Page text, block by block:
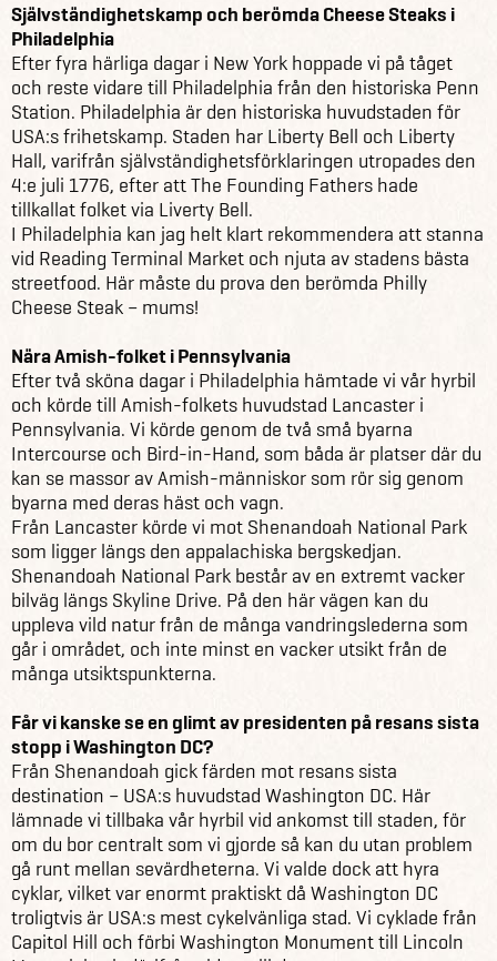
Självständighetskamp och berömda Cheese Steaks i
Philadelphia
Efter fyra härliga dagar i New York hoppade vi på tåget
och reste vidare till Philadelphia från den historiska Penn
Station. Philadelphia är den historiska huvudstaden för
USA:s frihetskamp. Staden har Liberty Bell och Liberty
Hall, varifrån självständighetsförklaringen utropades den
4:e juli 1776, efter att The Founding Fathers hade
tillkallat folket via Liverty Bell.
I Philadelphia kan jag helt klart rekommendera att stanna
vid Reading Terminal Market och njuta av stadens bästa
streetfood. Här måste du prova den berömda Philly
Cheese Steak – mums!
Nära Amish-folket i Pennsylvania
Efter två sköna dagar i Philadelphia hämtade vi vår hyrbil
och körde till Amish-folkets huvudstad Lancaster i
Pennsylvania. Vi körde genom de två små byarna
Intercourse och Bird-in-Hand, som båda är platser där du
kan se massor av Amish-människor som rör sig genom
byarna med deras häst och vagn.
Från Lancaster körde vi mot Shenandoah National Park
som ligger längs den appalachiska bergskedjan.
Shenandoah National Park består av en extremt vacker
bilväg längs Skyline Drive. På den här vägen kan du
uppleva vild natur från de många vandringslederna som
går i området, och inte minst en vacker utsikt från de
många utsiktspunkterna.
Får vi kanske se en glimt av presidenten på resans sista
stopp i Washington DC?
Från Shenandoah gick färden mot resans sista
destination – USA:s huvudstad Washington DC. Här
lämnade vi tillbaka vår hyrbil vid ankomst till staden, för
om du bor centralt som vi gjorde så kan du utan problem
gå runt mellan sevärdheterna. Vi valde dock att hyra
cyklar, vilket var enormt praktiskt då Washington DC
troligtvis är USA:s mest cykelvänliga stad. Vi cyklade från
Capitol Hill och förbi Washington Monument till Lincoln